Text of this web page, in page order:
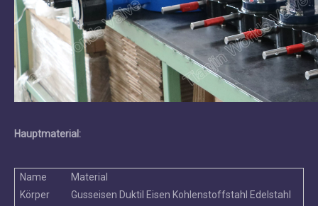
Hauptmaterial:
Name
Material
Körper
Gusseisen Duktil Eisen Kohlenstoffstahl Edelstahl